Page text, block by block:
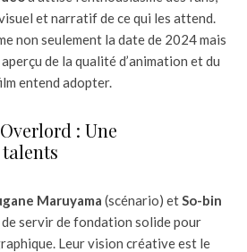
et narratif de ce qui les attend.
non seulement la date de 2024 mais
de la qualité d’animation et du
entend adopter.
: Une
Maruyama (scénario) et So-bin
servir de fondation solide pour
Leur vision créative est le